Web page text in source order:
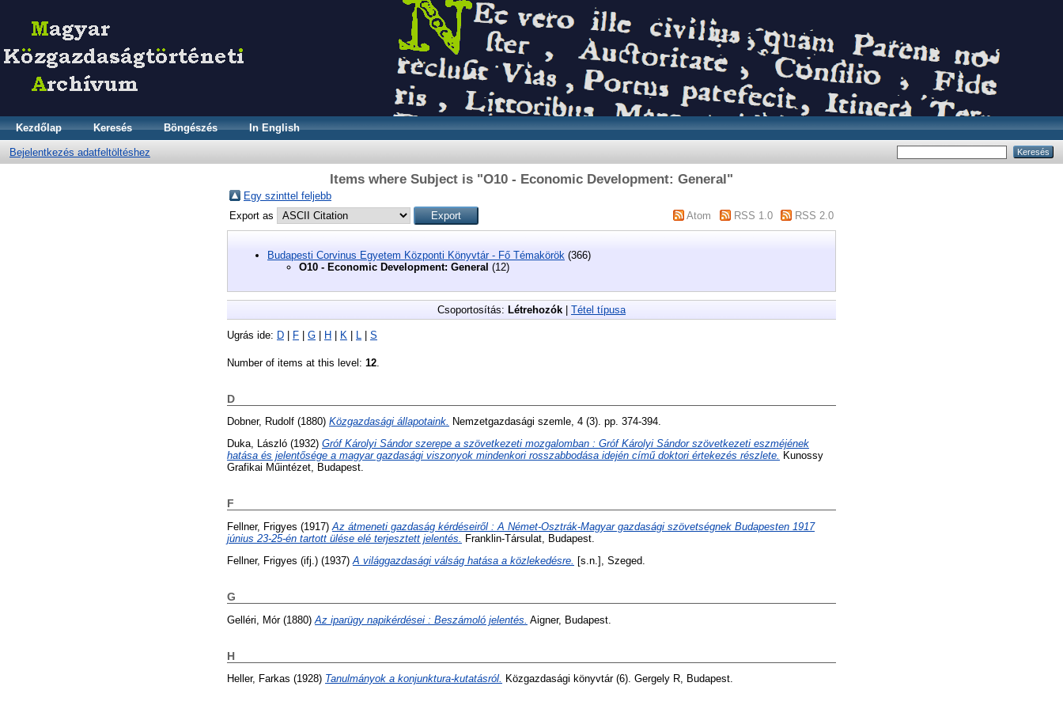
Kezdőlap Keresés Böngészés In English
Bejelentkezés adatfeltöltéshez
Items where Subject is "O10 - Economic Development: General"
Egy szinttel feljebb
Export as
Atom RSS 1.0 RSS 2.0
Budapesti Corvinus Egyetem Központi Könyvtár - Fő Témakörök (366)
O10 - Economic Development: General (12)
Csoportosítás: Létrehozók | Tétel típusa
Ugrás ide: D | F | G | H | K | L | S
Number of items at this level: 12
D
Dobner, Rudolf (1880) Közgazdasági állapotaink. Nemzetgazdasági szemle, 4 (3). pp. 374-394.
Duka, László (1932) Gróf Károlyi Sándor szerepe a szövetkezeti mozgalomban : Gróf Károlyi Sándor szövetkezeti eszméjének
hatása és jelentősége a magyar gazdasági viszonyok mindenkori rosszabbodása idején című doktori értekezés részlete. Kunossy
Grafikai Műintézet, Budapest.
F
Fellner, Frigyes (1917) Az átmeneti gazdaság kérdéseiről : A Német-Osztrák-Magyar gazdasági szövetségnek Budapesten 1917
június 23-25-én tartott ülése elé terjesztett jelentés.
Franklin-Társulat, Budapest.
Fellner, Frigyes (ifj.) (1937) A világgazdasági válság hatása a közlekedésre. [s.n.], Szeged.
G
Gelléri, Mór(1880) Az iparügy napikérdései : Beszámoló jelentés. Aigner, Budapest.
H
Heller, Farkas (1928) Tanulmányok a konjunktura-kutatásról. Közgazdasági könyvtár (6). Gergely R, Budapest.